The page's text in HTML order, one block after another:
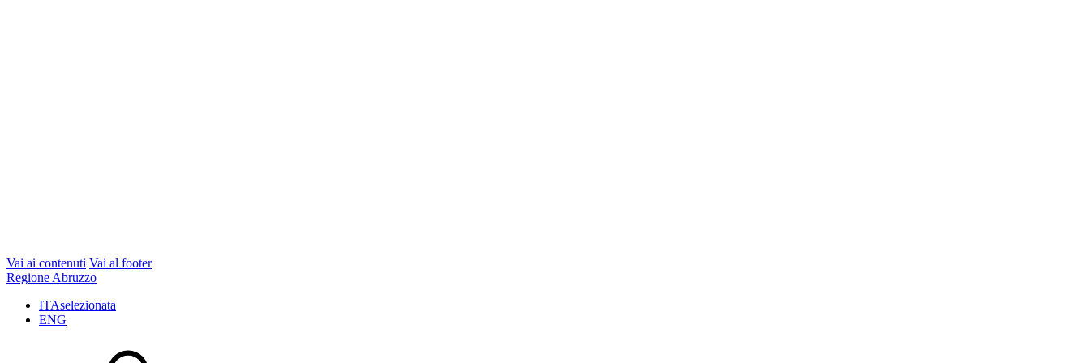
Vai ai contenuti Vai al footer
Regione Abruzzo
ITAselezionata
ENG